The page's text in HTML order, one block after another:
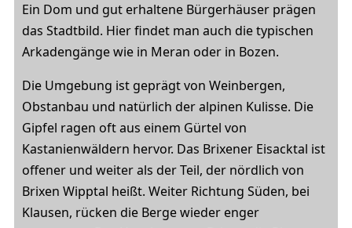
Ein Dom und gut erhaltene Bürgerhäuser prägen
das Stadtbild. Hier findet man auch die typischen
Arkadengänge wie in Meran oder in Bozen.
Die Umgebung ist geprägt von Weinbergen,
Obstanbau und natürlich der alpinen Kulisse. Die
Gipfel ragen oft aus einem Gürtel von
Kastanienwäldern hervor. Das Brixener Eisacktal ist
offener und weiter als der Teil, der nördlich von
Brixen Wipptal heißt. Weiter Richtung Süden, bei
Klausen, rücken die Berge wieder enger